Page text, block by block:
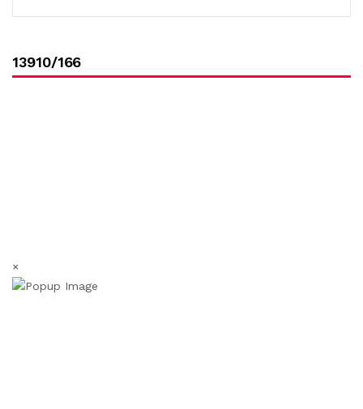
13910/166
×